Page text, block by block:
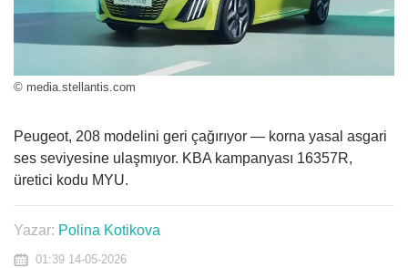
© media.stellantis.com
Peugeot, 208 modelini geri çağırıyor — korna yasal asgari
ses seviyesine ulaşmıyor. KBA kampanyası 16357R,
üretici kodu MYU.
Yazar: Polina Kotikova
01:39 14-05-2026